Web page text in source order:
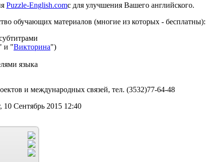
Puzzle-English.comс для улучшения Вашего английского.
обучающих материалов (многие из которых - бесплатны):
и "Викторина")
языка
и международных связей, тел. (3532)77-64-48
10 Сентябрь 2015 12:40